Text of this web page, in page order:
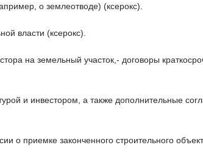
о землеотводе) (ксерокс).
власти (ксерокс).
на земельный участок,- договоры
и инвестором, а также дополнительные
о приемке законченного строительного